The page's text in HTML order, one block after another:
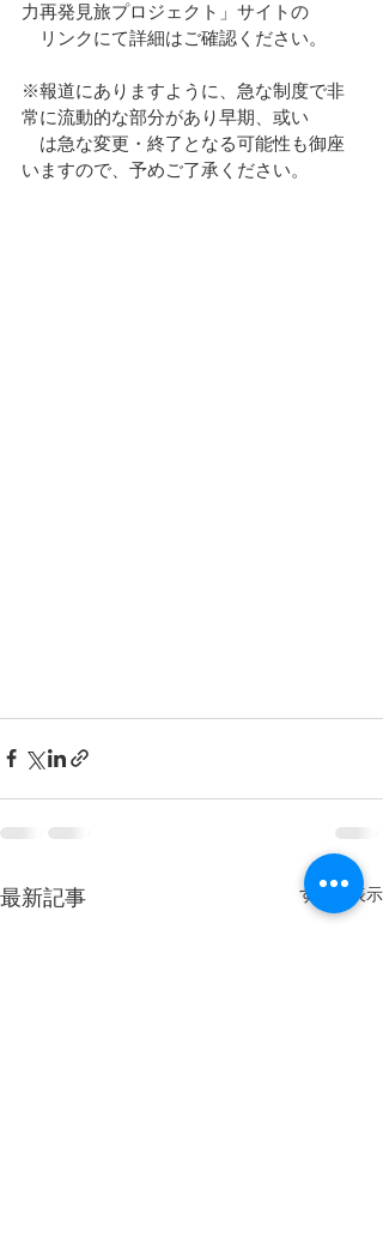
力再発見旅プロジェクト」サイトの
リンクにて詳細はご確認ください。
※報道にありますように、急な制度で非
常に流動的な部分があり早期、或い
は急な変更・終了となる可能性も御座
いますので、予めご了承ください。
最新記事 すべて表示